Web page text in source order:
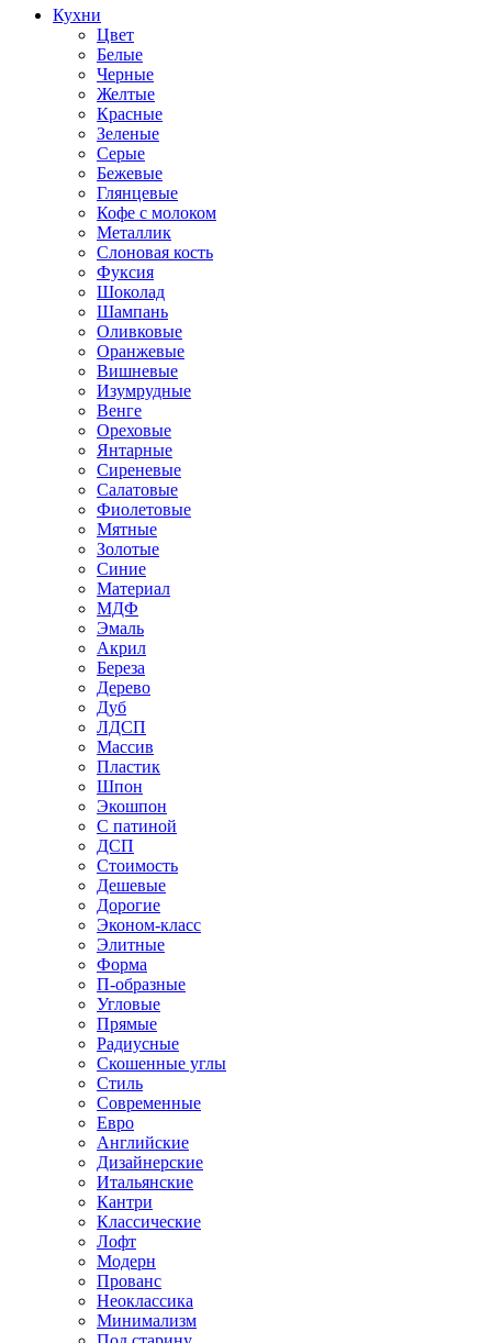
Кухни
Цвет
Белые
Черные
Желтые
Красные
Зеленые
Серые
Бежевые
Глянцевые
Кофе с молоком
Металлик
Слоновая кость
Фуксия
Шоколад
Шампань
Оливковые
Оранжевые
Вишневые
Изумрудные
Венге
Ореховые
Янтарные
Сиреневые
Салатовые
Фиолетовые
Мятные
Золотые
Синие
Материал
МДФ
Эмаль
Акрил
Береза
Дерево
Дуб
ЛДСП
Массив
Пластик
Шпон
Экошпон
С патиной
ДСП
Стоимость
Дешевые
Дорогие
Эконом-класс
Элитные
Форма
П-образные
Угловые
Прямые
Радиусные
Скошенные углы
Стиль
Современные
Евро
Английские
Дизайнерские
Итальянские
Кантри
Классические
Лофт
Модерн
Прованс
Неоклассика
Минимализм